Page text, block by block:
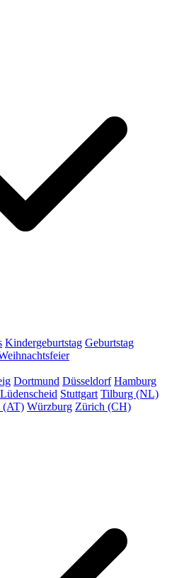
Kindergeburtstag Geburtstag
Dortmund Düsseldorf Hamburg
Lüdenscheid Stuttgart Tilburg (NL)
(AT) Würzburg Zürich (CH)